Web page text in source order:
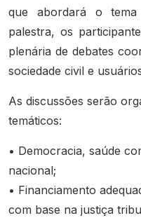
que abordará o
palestra, os
plenária de debates
sociedade civil e
As discussões serão
temáticos:
• Democracia, saúde
nacional;
• Financiamento
com base na justiça